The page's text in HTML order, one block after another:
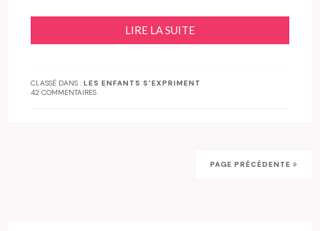
LIRE LA SUITE
CLASSÉ DANS :LES ENFANTS S'EXPRIMENT
42 COMMENTAIRES
PAGE PRÉCÉDENTE